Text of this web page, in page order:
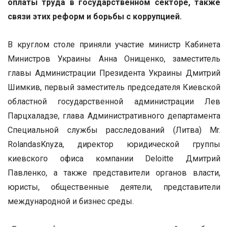
оплаты труда в государственном секторе, также
связи этих реформ и борьбы с коррупцией.
В круглом столе приняли участие министр Кабинета
Министров Украины Анна Онищенко, заместитель
главы Администрации Президента Украины Дмитрий
Шимкив, первый заместитель председателя Киевской
областной государственной администрации Лев
Парцхаладзе, глава Административного департамента
Специальной службы расследований (Литва) Mr.
RolandasKnyzа, директор юридической группы
киевского офиса компании Deloitte Дмитрий
Павленко, а также представители органов власти,
юристы, общественные деятели, представители
международной и бизнес среды.